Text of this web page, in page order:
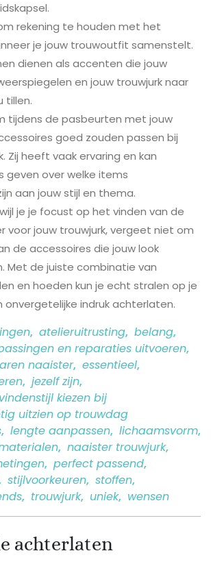
rekening te houden met het
je jouw trouwoutfit samenstelt.
dienen als accenten die jouw
en jouw trouwjurk naar
tillen.
tijdens de pasbeurten met jouw
goed zouden passen bij
Zij heeft vaak ervaring en kan
geven over welke items
aan jouw stijl en thema.
je je focust op het vinden van de
voor jouw trouwjurk, vergeet niet om
de accessoires die jouw look
Met de juiste combinatie van
en hoeden kun je echt stralen op je
onvergetelijke indruk achterlaten.
, atelieruitrusting, belang,
en reparaties uitvoeren,
naaister, essentieel,
, jezelf zijn,
kiezen bij
uitzien op trouwdag
, lengte aanpassen, lichaamsvorm,
, naaister trouwjurk,
, perfect passend,
stijlvoorkeuren, stoffen,
, trouwjurk, uniek, wensen
achterlaten